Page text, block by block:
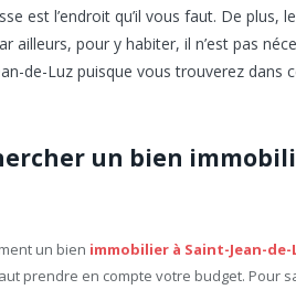
est l’endroit qu’il vous faut. De plus,
ailleurs, pour y habiter, il n’est pas
de-Luz puisque vous trouverez
un bien
un bien immobilier à Saint-Jean-de-
prendre en compte votre budget. Pour